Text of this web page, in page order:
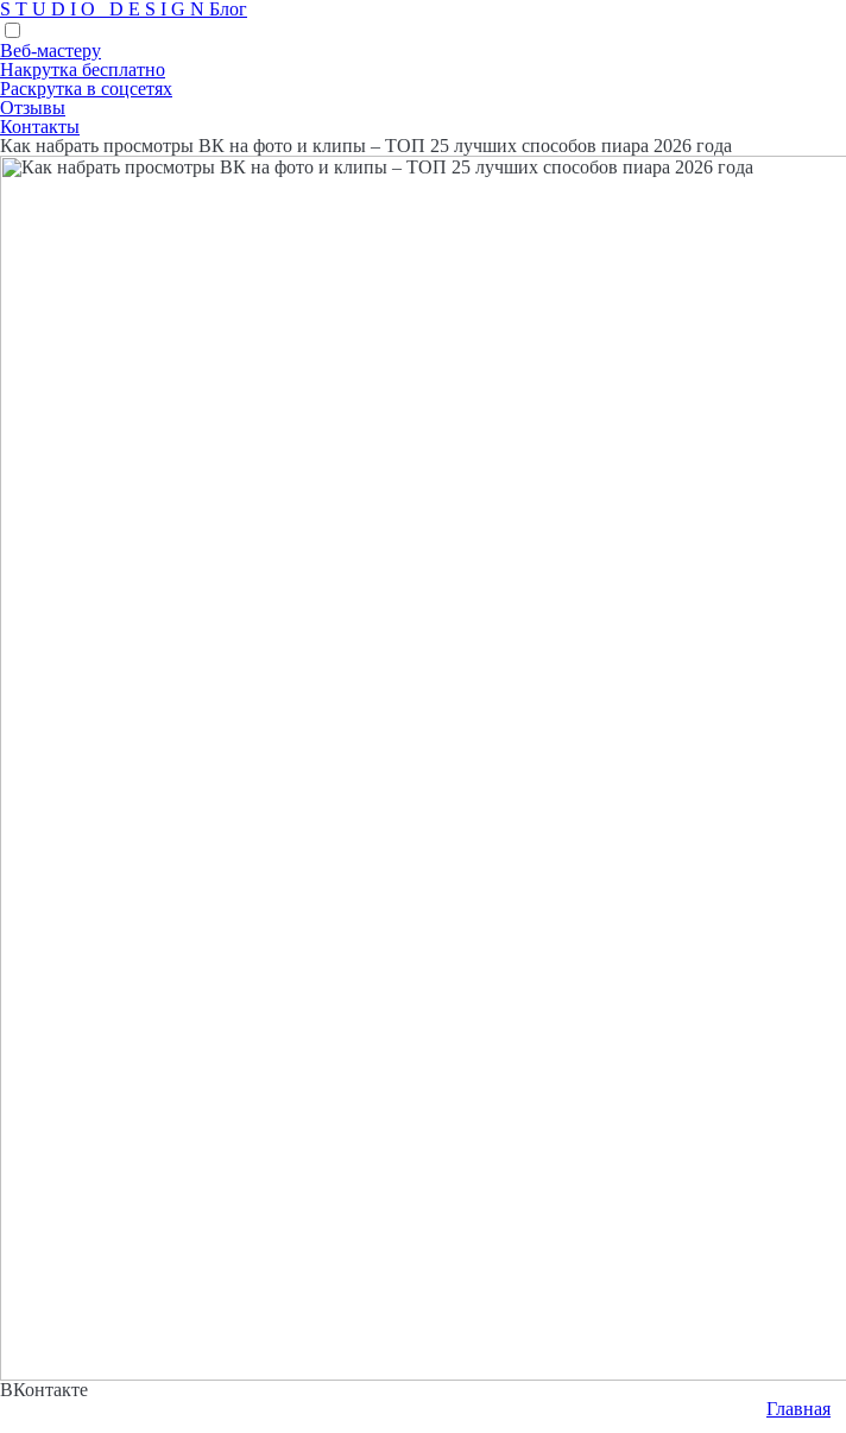
S T U D I O D E S I G N Блог
Веб-мастеру
Накрутка бесплатно
Раскрутка в соцсетях
Отзывы
Контакты
Как набрать просмотры ВК на фото и клипы – ТОП 25 лучших способов пиара 2026 года
ВКонтакте
Главная